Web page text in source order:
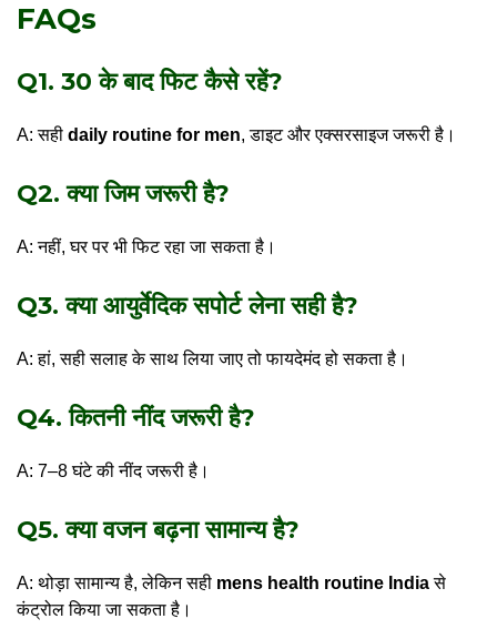
FAQs
Q1. 30 के बाद फिट कैसे रहें?
A: सही daily routine for men, डाइट और एक्सरसाइज जरूरी है।
Q2. क्या जिम जरूरी है?
A: नहीं, घर पर भी फिट रहा जा सकता है।
Q3. क्या आयुर्वेदिक सपोर्ट लेना सही है?
A: हां, सही सलाह के साथ लिया जाए तो फायदेमंद हो सकता है।
Q4. कितनी नींद जरूरी है?
A: 7–8 घंटे की नींद जरूरी है।
Q5. क्या वजन बढ़ना सामान्य है?
A: थोड़ा सामान्य है, लेकिन सही mens health routine Indiaसे
कंट्रोल किया जा सकता है।